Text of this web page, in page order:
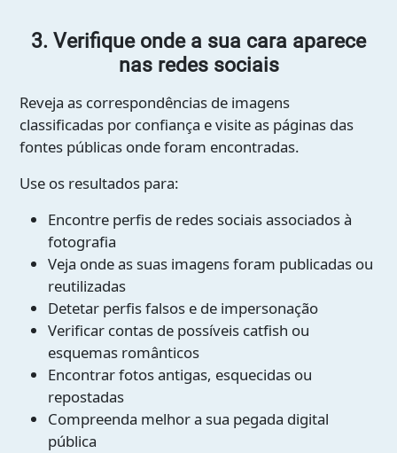
3. Verifique onde a sua cara aparece
nas redes sociais
Reveja as correspondências de imagens
classificadas por confiança e visite as páginas das
fontes públicas onde foram encontradas.
Use os resultados para:
Encontre perfis de redes sociais associados à
fotografia
Veja onde as suas imagens foram publicadas ou
reutilizadas
Detetar perfis falsos e de impersonação
Verificar contas de possíveis catfish ou
esquemas românticos
Encontrar fotos antigas, esquecidas ou
repostadas
Compreenda melhor a sua pegada digital
pública